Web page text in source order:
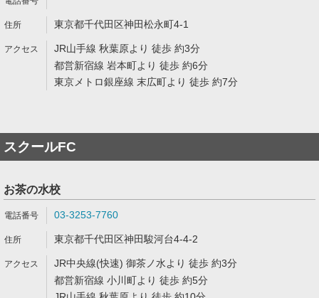
東京都千代田区神田松永町4-1
JR山手線 秋葉原より 徒歩 約3分
都営新宿線 岩本町より 徒歩 約6分
東京メトロ銀座線 末広町より 徒歩 約7分
スクールFC
お茶の水校
03-3253-7760
東京都千代田区神田駿河台4-4-2
JR中央線(快速) 御茶ノ水より 徒歩 約3分
都営新宿線 小川町より 徒歩 約5分